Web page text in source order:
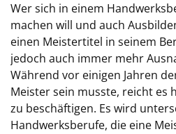
Wer sich in einem
machen will und auch
einen Meistertitel in seinem
jedoch auch immer mehr
Während vor einigen Jahren
Meister sein musste, reicht es
zu beschäftigen. Es wird
Handwerksberufe, die eine